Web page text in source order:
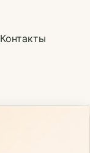
Контакты